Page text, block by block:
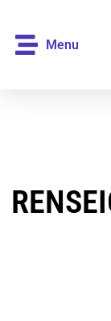
Menu